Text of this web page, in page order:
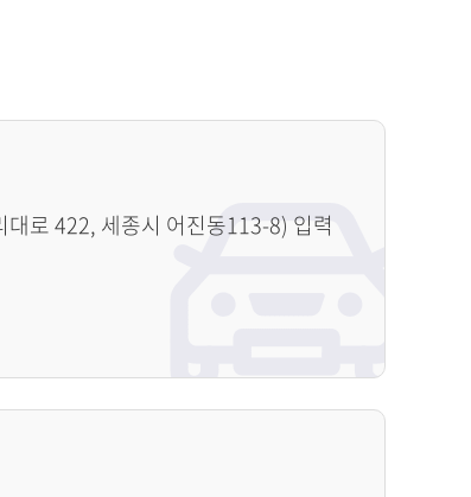
로 422, 세종시 어진동113-8) 입력